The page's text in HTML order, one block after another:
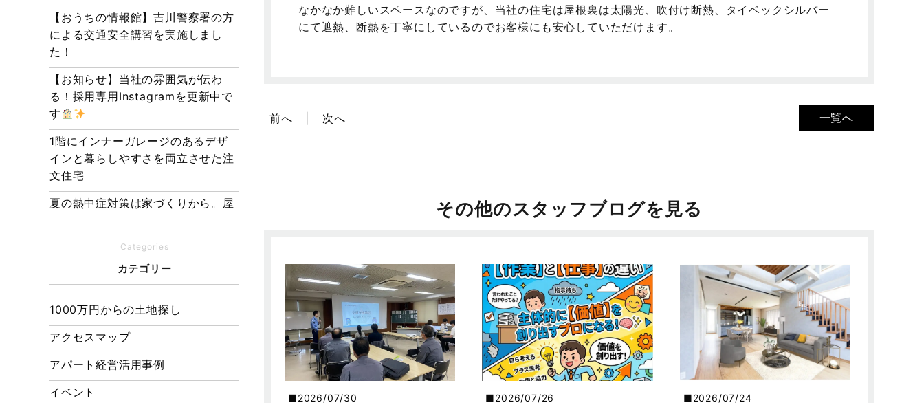
なかなか難しいスペースなのですが、当社の住宅は屋根裏は太陽光、吹付け断熱、タイベックシルバー
にて遮熱、断熱を丁寧にしているのでお客様にも安心していただけます。
一覧へ
前へ 次へ
その他のスタッフブログを見る
2026/07/30 2026/07/26 2026/07/24
【おうちの情報館】吉川警察署の方
による交通安全講習を実施しまし
た！
【お知らせ】当社の雰囲気が伝わ
る！採用専用Instagramを更新中で
す
1階にインナーガレージのあるデザ
インと暮らしやすさを両立させた注
文住宅
夏の熱中症対策は家づくりから。屋
【埼玉県経営品質知事賞】大野知事
へ受賞のご報告と表敬訪問を行いま
Categories
カテゴリー
1000万円からの土地探し
アクセスマップ
アパート経営活用事例
イベント